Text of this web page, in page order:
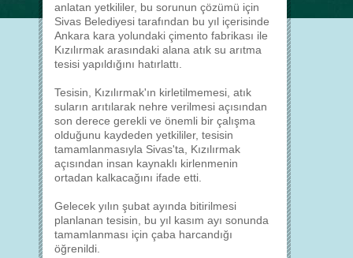
anlatan yetkililer, bu sorunun çözümü için
Sivas Belediyesi tarafından bu yıl içerisinde
Ankara kara yolundaki çimento fabrikası ile
Kızılırmak arasındaki alana atık su arıtma
tesisi yapıldığını hatırlattı.
Tesisin, Kızılırmak'ın kirletilmemesi, atık
suların arıtılarak nehre verilmesi açısından
son derece gerekli ve önemli bir çalışma
olduğunu kaydeden yetkililer, tesisin
tamamlanmasıyla Sivas'ta, Kızılırmak
açısından insan kaynaklı kirlenmenin
ortadan kalkacağını ifade etti.
Gelecek yılın şubat ayında bitirilmesi
planlanan tesisin, bu yıl kasım ayı sonunda
tamamlanması için çaba harcandığı
öğrenildi.